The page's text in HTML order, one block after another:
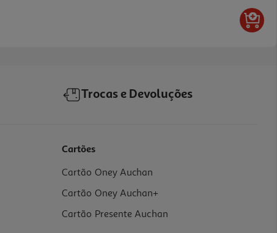
Trocas e Devoluções
Cartões
Cartão Oney Auchan
Cartão Oney Auchan+
Cartão Presente Auchan